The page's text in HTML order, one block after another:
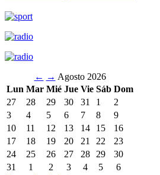
← → Agosto 2026
Lun Mar Mié Jue Vie Sáb Dom
27
28 29 30 31 1
2
3
4 5 6 7 8
9
10
11 12 13 14 15
16
17
18 19 20 21 22
23
24
25 26 27 28 29
30
31
1 2 3 4 5
6